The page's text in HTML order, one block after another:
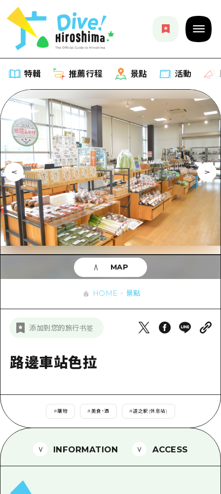
特輯 推薦行程 景點 活動
特輯
列表
推薦
藝術
活動·廟會
美食·酒水
騎自行車
購物
運動
夜晚生活
標準
治癒
自然
推薦行程
列表
Dive! Hiroshima 官方向導
廣島隨意旅行
廣島市內
安芸
答對了
宮島周邊
短途旅行
一日遊
1晚2天
2晚3天
景點
列表
廣島市內
安芸
答對了
美北
東山口
愛媛
活動
即時訊息
有用的信息
列表
超值遊覽門票
廣島免費 Wi-Fi
新聞
HOME 景點
添加到您的旅行书签
路邊車站色拉
#購物 #美食・酒 #道之駅(休息站)
MAP
INFORMATION ACCESS